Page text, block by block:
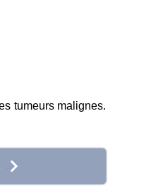
tumeurs malignes.